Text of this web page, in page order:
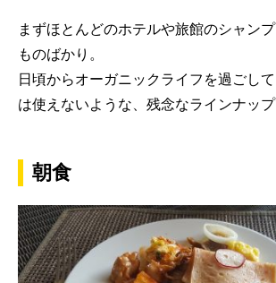
まずほとんどのホテルや旅館のシャン
ものばかり。
日頃からオーガニックライフを過ごし
は使えないような、残念なラインナップ
朝食